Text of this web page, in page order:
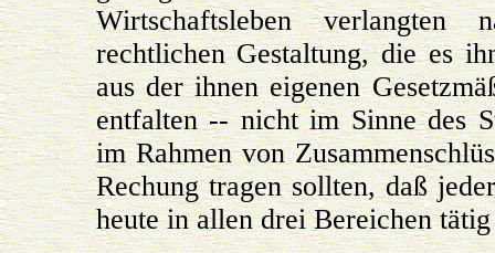
Wirtschaftsleben verlangten
rechtlichen Gestaltung, die es
aus der ihnen eigenen
entfalten -- nicht im Sinne des
im Rahmen von
Rechung tragen sollten, daß
heute in allen drei Bereichen